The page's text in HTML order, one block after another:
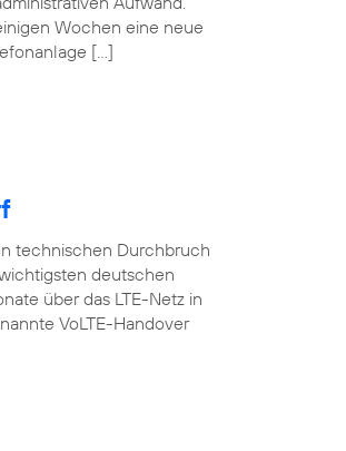
Wochen eine neue
[…]
technischen Durchbruch
deutschen
über das LTE-Netz in
VoLTE-Handover